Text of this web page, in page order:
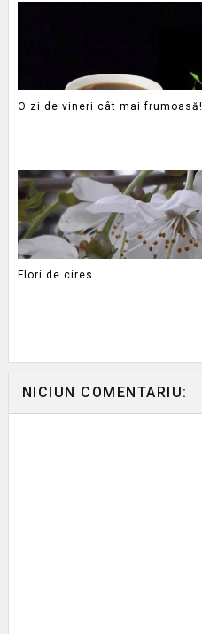
O zi de vineri cât mai frumoasă!
Flori de cires
NICIUN COMENTARIU: